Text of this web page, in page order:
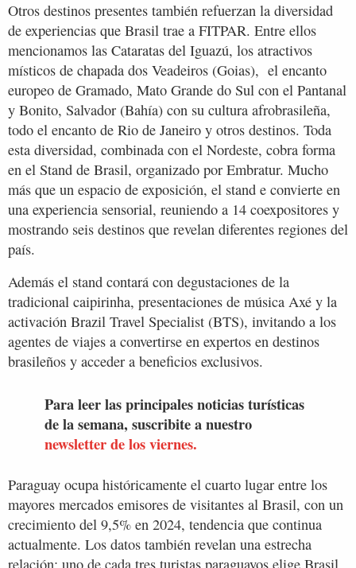
Otros destinos presentes también refuerzan la diversidad
de experiencias que Brasil trae a FITPAR. Entre ellos
mencionamos las Cataratas del Iguazú, los atractivos
místicos de chapada dos Veadeiros (Goias), el encanto
europeo de Gramado, Mato Grande do Sul con el Pantanal
y Bonito, Salvador (Bahía) con su cultura afrobrasileña,
todo el encanto de Rio de Janeiro y otros destinos. Toda
esta diversidad, combinada con el Nordeste, cobra forma
en el Stand de Brasil, organizado por Embratur. Mucho
más que un espacio de exposición, el stand e convierte en
una experiencia sensorial, reuniendo a 14 coexpositores y
mostrando seis destinos que revelan diferentes regiones del
país.
Además el stand contará con degustaciones de la
tradicional caipirinha, presentaciones de música Axé y la
activación Brazil Travel Specialist (BTS), invitando a los
agentes de viajes a convertirse en expertos en destinos
brasileños y acceder a beneficios exclusivos.
Para leer las principales noticias turísticas
de la semana, suscribite a nuestro
newsletter de los viernes.
Paraguay ocupa históricamente el cuarto lugar entre los
mayores mercados emisores de visitantes al Brasil, con un
crecimiento del 9,5% en 2024, tendencia que continua
actualmente. Los datos también revelan una estrecha
relación: uno de cada tres turistas paraguayos elige Brasil